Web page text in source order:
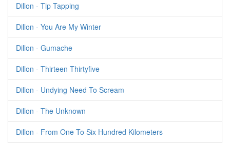
Dillon - Tip Tapping
Dillon - You Are My Winter
Dillon - Gumache
Dillon - Thirteen Thirtyfive
Dillon - Undying Need To Scream
Dillon - The Unknown
Dillon - From One To Six Hundred Kilometers